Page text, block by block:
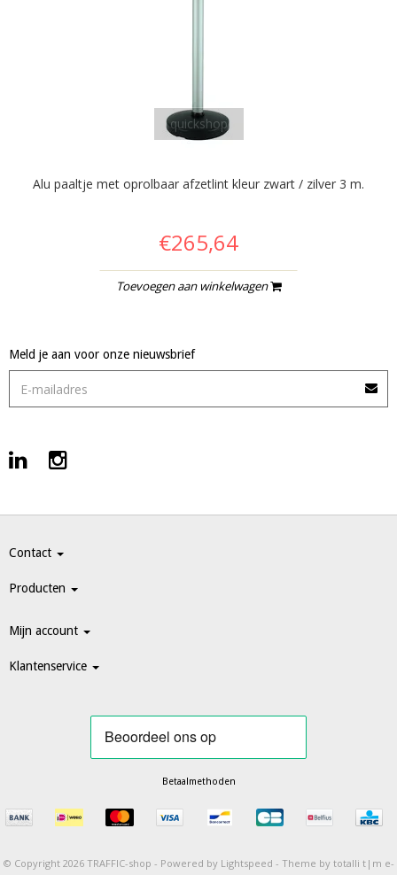
quickshop
Alu paaltje met oprolbaar afzetlint kleur zwart / zilver 3 m.
€265,64
Toevoegen aan winkelwagen
Meld je aan voor onze nieuwsbrief
Contact
Producten
Mijn account
Klantenservice
Betaalmethoden
© Copyright 2026 TRAFFIC-shop - Powered by Lightspeed - Theme by totalli t|m e-